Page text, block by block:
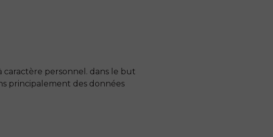
caractère personnel. dans le but
principalement des données